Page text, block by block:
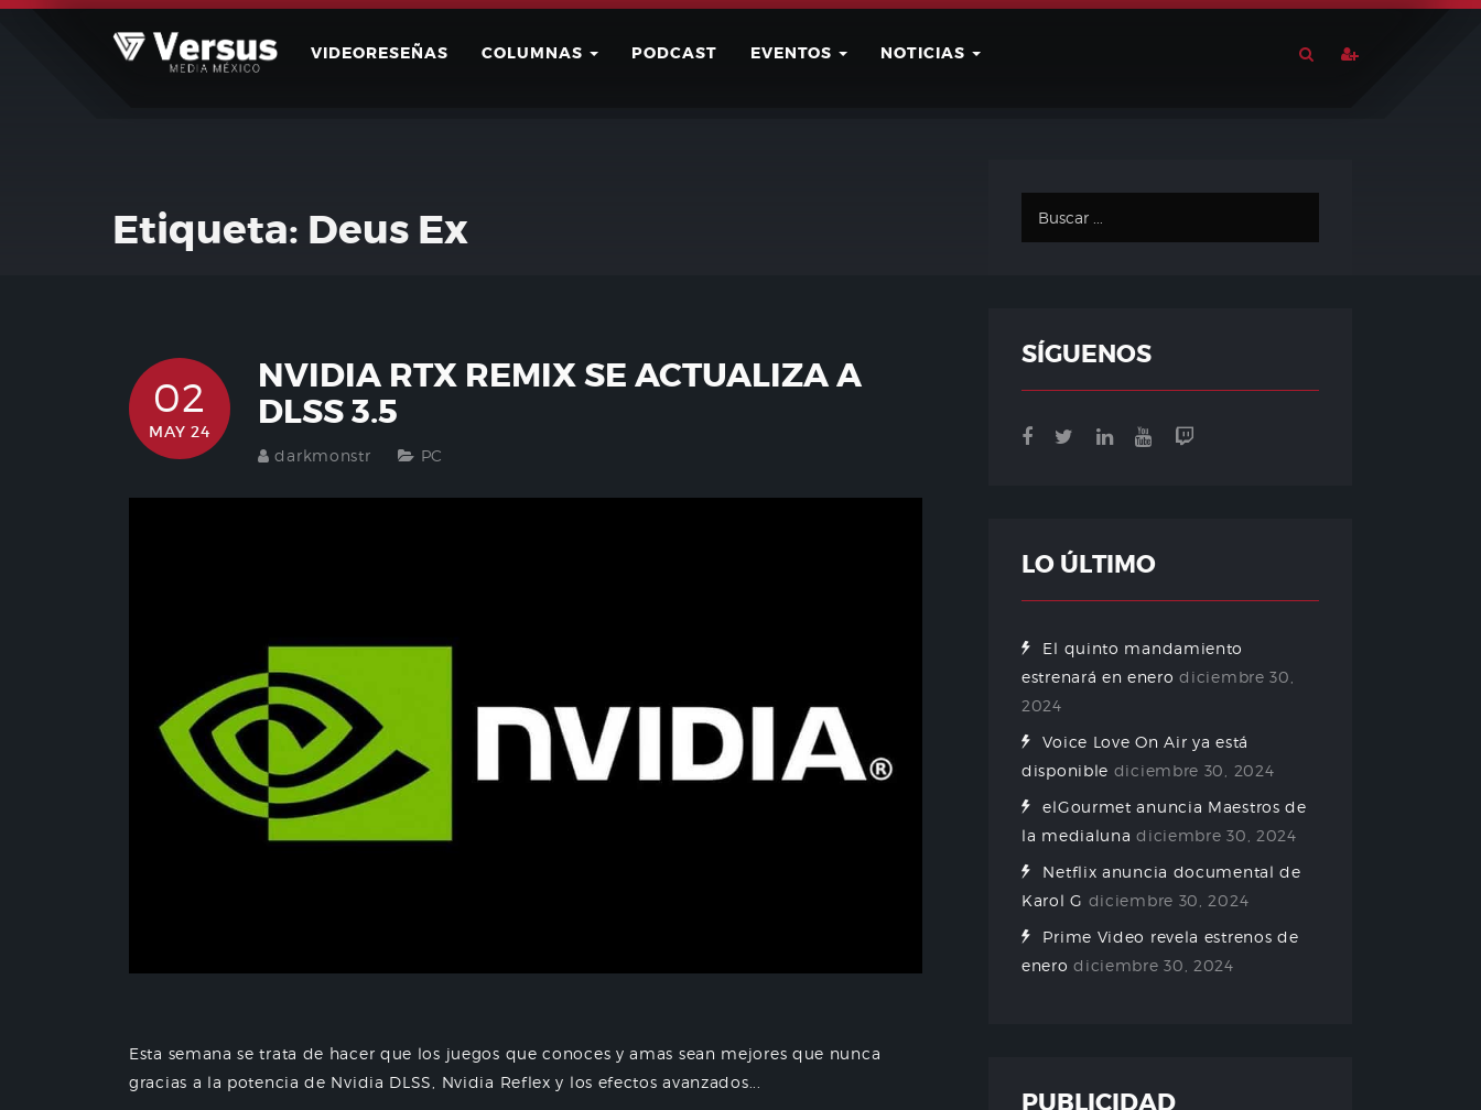
Skip
VIDEORESEÑAS COLUMNAS PODCAST EVENTOS NOTICIAS
Etiqueta: Deus Ex
02
MAY 24
NVIDIA RTX REMIX SE ACTUALIZA A
DLSS 3.5
darkmonstr PC
Esta semana se trata de hacer que los juegos que conoces y amas sean mejores que nunca
gracias a la potencia de Nvidia DLSS, Nvidia Reflex y los efectos avanzados...
SÍGUENOS
LO ÚLTIMO
El quinto mandamiento
estrenará en enero diciembre 30,
2024
Voice Love On Air ya está
disponible diciembre 30, 2024
elGourmet anuncia Maestros de
la medialuna diciembre 30, 2024
Netflix anuncia documental de
Karol G diciembre 30, 2024
Prime Video revela estrenos de
enero diciembre 30, 2024
PUBLICIDAD